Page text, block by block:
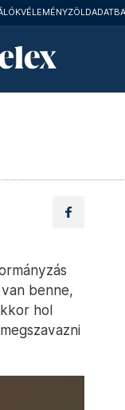
VÉLEMÉNYZÖLD
benne,
hol